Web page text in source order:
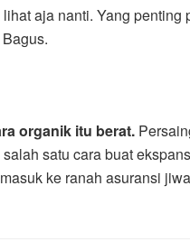
aja nanti. Yang
organik itu berat.
satu cara buat
ke ranah asuransi